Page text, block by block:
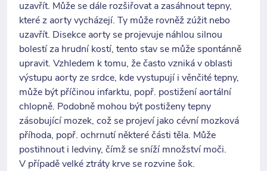
uzavřít. Může se dále rozšiřovat a zasáhnout tepny,
které z aorty vycházejí. Ty může rovněž zúžit nebo
uzavřít. Disekce aorty se projevuje náhlou silnou
bolestí za hrudní kostí, tento stav se může spontánně
upravit. Vzhledem k tomu, že často vzniká v oblasti
výstupu aorty ze srdce, kde vystupují i věnčité tepny,
může být příčinou infarktu, popř. postižení aortální
chlopně. Podobně mohou být postiženy tepny
zásobující mozek, což se projeví jako cévní mozková
příhoda, popř. ochrnutí některé části těla. Může
postihnout i ledviny, čímž se sníží množství moči.
V případě velké ztráty krve se rozvine šok.